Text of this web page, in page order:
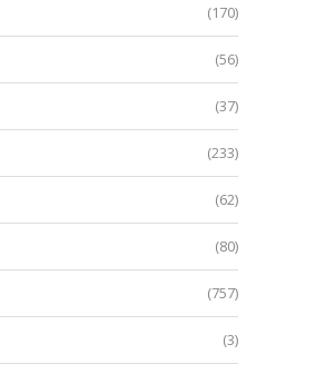
(170)
(56)
(37)
(233)
(62)
(80)
(757)
(3)